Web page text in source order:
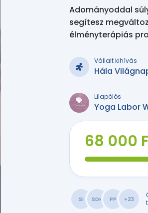
Adományoddal
segítesz
élményterápiás
Vállalt kihívás
Hála
Lilapólós
Yoga Labor
68 000
SI SDK PP +23